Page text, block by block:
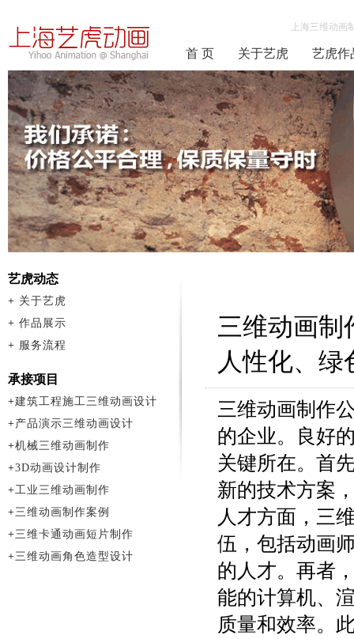
上海三维动
首 页 关于艺虎 艺虎作
三维动画制
人性化、绿
三维动画制作
的企业。良好
关键所在。首
新的技术方案
人才方面，三
伍，包括动画
的人才。再者
能的计算机、
质量和效率。
艺虎动态
+ 关于艺虎
+ 作品展示
+ 服务流程
承接项目
+建筑工程施工三维动画设计
+产品演示三维动画设计
+机械三维动画制作
+3D动画设计制作
+工业三维动画制作
+三维动画制作案例
+三维卡通动画短片制作
+三维动画角色造型设计